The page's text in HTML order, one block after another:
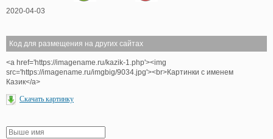
2020-04-03
Код для размещения на других сайтах
<a href='https://imagename.ru/kazik-1.php'><img
src='https://imagename.ru/imgbig/9034.jpg'><br>Картинки с именем
Казик</a>
Скачать картинку